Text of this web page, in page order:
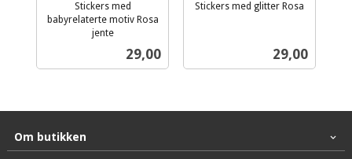
Stickers med
babyrelaterte motiv Rosa
jente
Pris
29,00
Stickers med glitter Rosa
Pris
29,00
Om butikken